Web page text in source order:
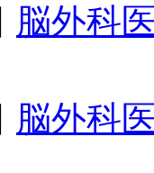
脳外科
脳外科